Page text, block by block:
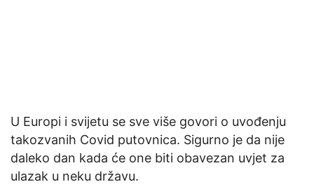
U Europi i svijetu se sve više govori o uvođenju
takozvanih Covid putovnica. Sigurno je da nije
daleko dan kada će one biti obavezan uvjet za
ulazak u neku državu.